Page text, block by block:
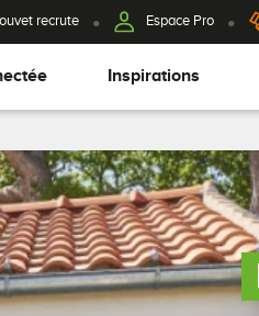
recrute Espace Pro
Inspirations